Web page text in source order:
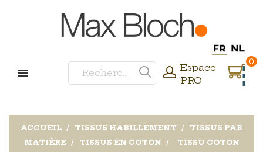
Espace
PRO
0
ACCUEIL TISSUS HABILLEMENT
TISSUS PAR
MATIÈRE
TISSUS EN COTON
TISSU COTON